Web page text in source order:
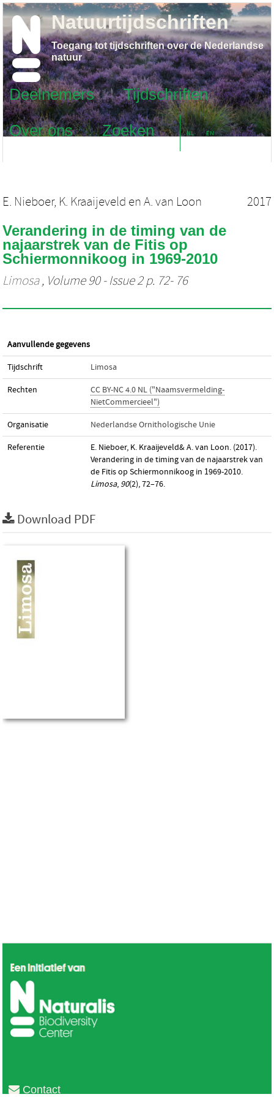
Deelnemers
Tijdschriften
Over ons
Zoeken NL EN
Natuurtijdschriften
Toegang tot tijdschriften over de Nederlandse
natuur
E. Nieboer, K. Kraaijeveld en A. van Loon 2017
Verandering in de timing van de
najaarstrek van de Fitis op
Schiermonnikoog in 1969-2010
Limosa, Volume 90 - Issue 2 p. 72- 76
Aanvullende gegevens
Tijdschrift Limosa
Rechten
CC BY-NC 4.0 NL ("Naamsvermelding-
NietCommercieel")
Organisatie Nederlandse Ornithologische Unie
Referentie
E. Nieboer, K. Kraaijeveld& A. van Loon. (2017).
Verandering in de timing van de najaarstrek van
de Fitis op Schiermonnikoog in 1969-2010.
Limosa, 90(2), 72–76.
Download PDF
Contact